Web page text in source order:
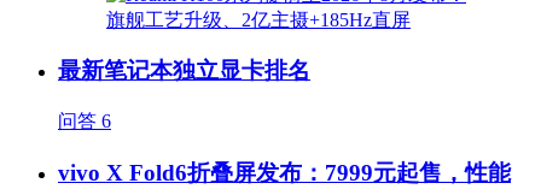
最新笔记本独立显卡排名
问答 6
vivo X Fold6折叠屏发布：7999元起售，性能